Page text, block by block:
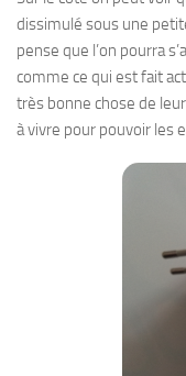
dissimulé sous une
pense que l’on pourra
comme ce qui est fait
très bonne chose de
à vivre pour pouvoir les